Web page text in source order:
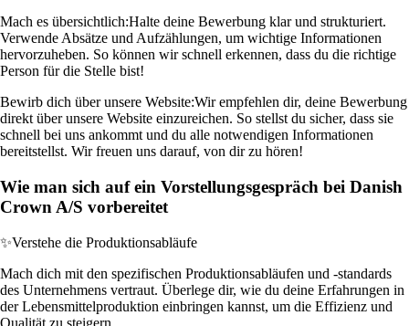
Mach es übersichtlich:Halte deine Bewerbung klar und strukturiert.
Verwende Absätze und Aufzählungen, um wichtige Informationen
hervorzuheben. So können wir schnell erkennen, dass du die richtige
Person für die Stelle bist!
Bewirb dich über unsere Website:Wir empfehlen dir, deine Bewerbung
direkt über unsere Website einzureichen. So stellst du sicher, dass sie
schnell bei uns ankommt und du alle notwendigen Informationen
bereitstellst. Wir freuen uns darauf, von dir zu hören!
Wie man sich auf ein Vorstellungsgespräch bei Danish
Crown A/S vorbereitet
✨Verstehe die Produktionsabläufe
Mach dich mit den spezifischen Produktionsabläufen und -standards
des Unternehmens vertraut. Überlege dir, wie du deine Erfahrungen in
der Lebensmittelproduktion einbringen kannst, um die Effizienz und
Qualität zu steigern.